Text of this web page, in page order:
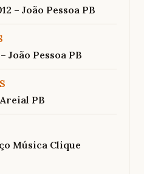
– João Pessoa PB
João Pessoa PB
PB
Música Clique